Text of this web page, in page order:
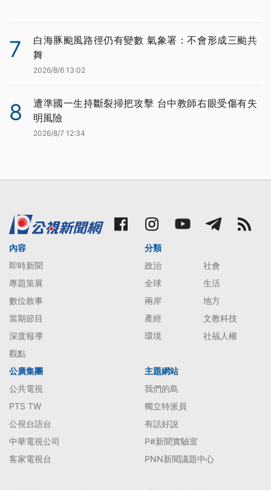
7
白海豚颱風路徑仍有變數 氣象署：不會形成三颱共
舞
2026/8/6 13:02
8
遭準國一生持斷裂掃把攻擊 台中教師右眼受傷有失
明風險
2026/8/7 12:34
內容
即時新聞
專題策展
數位敘事
當期節目
深度報導
觀點
分類
政治
社會
全球
生活
兩岸
地方
產經
文教科技
環境
社福人權
公廣集團
公共電視
PTS TW
公視台語台
中華電視公司
客家電視台
主題網站
我們的島
獨立特派員
有話好說
P#新聞實驗室
PNN新聞議題中心